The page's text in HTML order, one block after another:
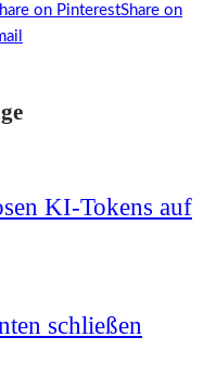
on PinterestShare on
KI-Tokens auf
schließen